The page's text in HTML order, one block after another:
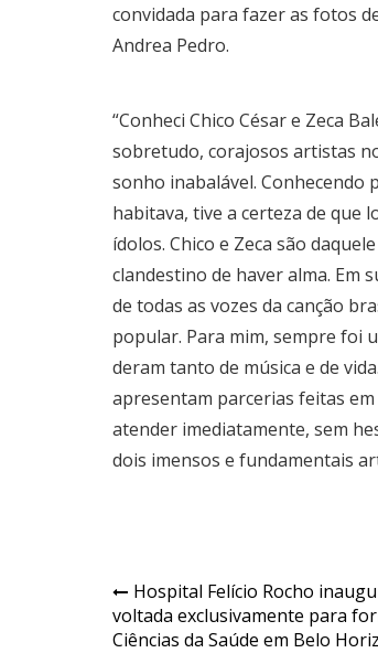
convidada para fazer as fotos
Andrea Pedro.
“Conheci Chico César e Zeca
sobretudo, corajosos artistas
sonho inabalável. Conhecendo
habitava, tive a certeza de que
ídolos. Chico e Zeca são
clandestino de haver alma. Em
de todas as vozes da canção
popular. Para mim, sempre foi
deram tanto de música e de
apresentam parcerias feitas em
atender imediatamente, sem
dois imensos e fundamentais
Navegação
de
Hospital Felício Rocho
voltada exclusivamente para
Ciências da Saúde em Belo